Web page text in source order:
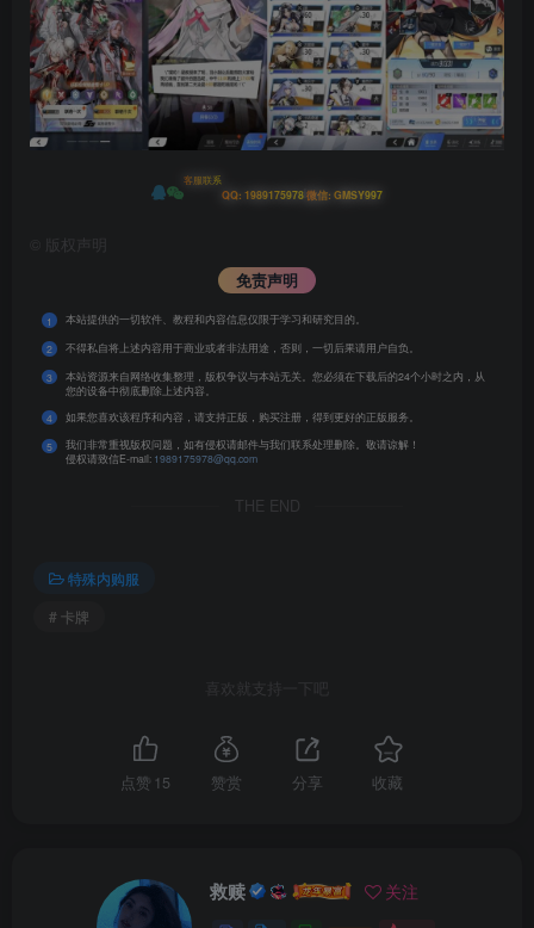
客服联系
QQ: 1989175978微信: GMSY997
版权声明
免责声明
1 本站提供的一切软件、教程和内容信息仅限于学习和研究目的。
2 不得私自将上述内容用于商业或者非法用途，否则，一切后果请用户自负。
3
本站资源来自网络收集整理，版权争议与本站无关。您必须在下载后的24个小时之内，从
您的设备中彻底删除上述内容。
4
如果您喜欢该程序和内容，请支持正版，购买注册，得到更好的正版服务。
5
我们非常重视版权问题，如有侵权请邮件与我们联系处理删除。敬请谅解！
侵权请致信E-mail: 1989175978@qq.com
THE END
特殊内购服
# 卡牌
喜欢就支持一下吧
点赞 15 赞赏 分享 收藏
救赎 关注